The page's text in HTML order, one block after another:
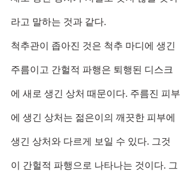
라고 말하는 것과 같다.
척추관이 좁아진 것은 척추 마디에 생긴
주름이고 간헐적 파행은 퇴행된 디스크
에 새로 생긴 상처 때문이다. 주름진 피부
에 생긴 상처는 젊은이의 깨끗한 피부에
생긴 상처와 다르게 보일 수 있다. 그것
이 간헐적 파행으로 나타나는 것이다. 그